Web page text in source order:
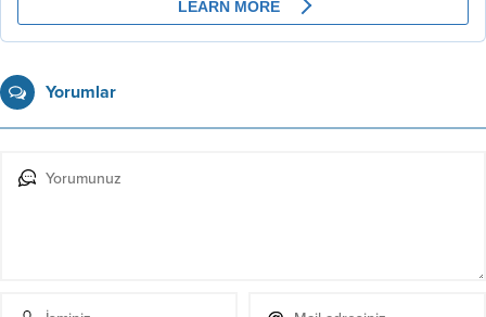
Yorumlar